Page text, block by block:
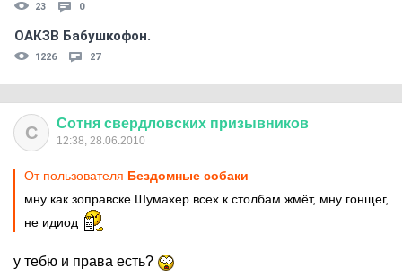
23 0
ОАКЗВ Бабушкофон.
1226 27
С Сотня свердловских призывников
12:38, 28.06.2010
От пользователя Бездомные собаки
мну как зоправске Шумахер всех к столбам жмёт, мну гонщег,
не идиод
у тебю и права есть?